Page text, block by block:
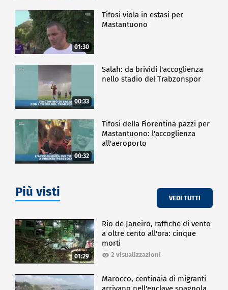
01:30
Tifosi viola in estasi per
Mastantuono
00:33
Salah: da brividi l'accoglienza
nello stadio del Trabzonspor
00:32
Tifosi della Fiorentina pazzi per
Mastantuono: l'accoglienza
all'aeroporto
Più visti VEDI TUTTI
01:29
Rio de Janeiro, raffiche di vento
a oltre cento all'ora: cinque
morti
2 visualizzazioni
Marocco, centinaia di migranti